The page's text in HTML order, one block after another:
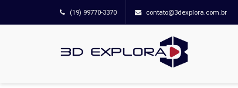
(19) 99770-3370 contato@3dexplora.com.br